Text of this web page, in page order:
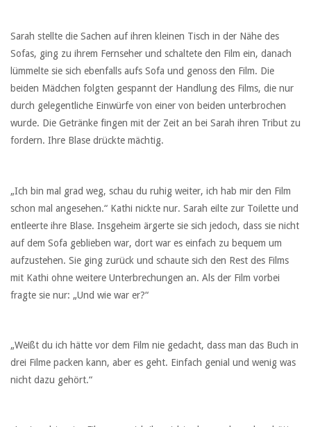
Sarah stellte die Sachen auf ihren kleinen Tisch in der Nähe des
Sofas, ging zu ihrem Fernseher und schaltete den Film ein, danach
lümmelte sie sich ebenfalls aufs Sofa und genoss den Film. Die
beiden Mädchen folgten gespannt der Handlung des Films, die nur
durch gelegentliche Einwürfe von einer von beiden unterbrochen
wurde. Die Getränke fingen mit der Zeit an bei Sarah ihren Tribut zu
fordern. Ihre Blase drückte mächtig.
„Ich bin mal grad weg, schau du ruhig weiter, ich hab mir den Film
schon mal angesehen.“ Kathi nickte nur. Sarah eilte zur Toilette und
entleerte ihre Blase. Insgeheim ärgerte sie sich jedoch, dass sie nicht
auf dem Sofa geblieben war, dort war es einfach zu bequem um
aufzustehen. Sie ging zurück und schaute sich den Rest des Films
mit Kathi ohne weitere Unterbrechungen an. Als der Film vorbei
fragte sie nur: „Und wie war er?“
„Weißt du ich hätte vor dem Film nie gedacht, dass man das Buch in
drei Filme packen kann, aber es geht. Einfach genial und wenig was
nicht dazu gehört.“